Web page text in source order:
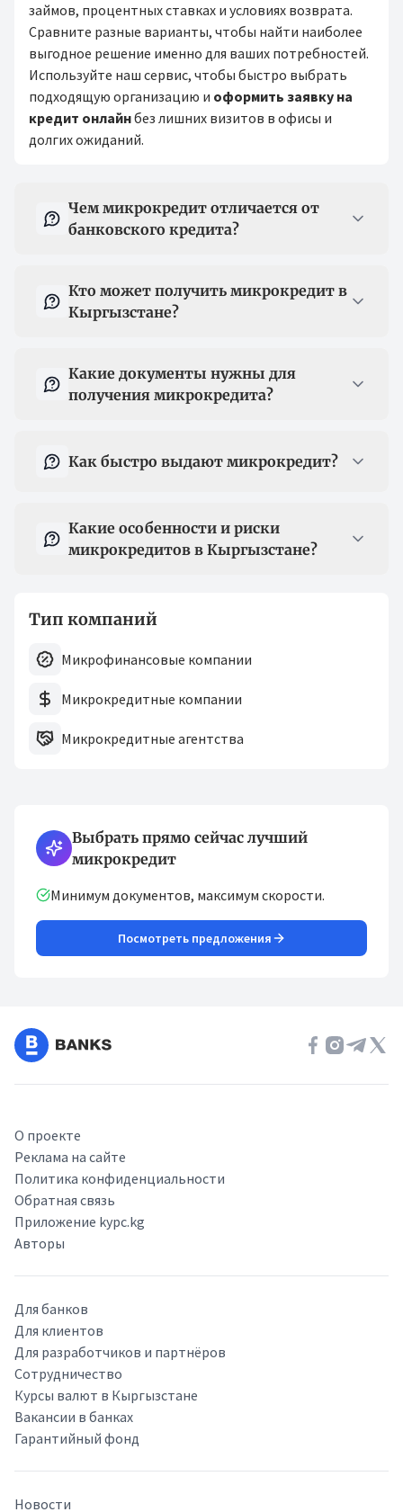
займов, процентных ставках и условиях возврата.
Сравните разные варианты, чтобы найти наиболее
выгодное решение именно для ваших потребностей.
Используйте наш сервис, чтобы быстро выбрать
подходящую организацию и оформить заявку на
кредит онлайнбез лишних визитов в офисы и
долгих ожиданий.
Чем микрокредит отличается от
банковского кредита?
Кто может получить микрокредит в
Кыргызстане?
Какие документы нужны для
получения микрокредита?
Как быстро выдают микрокредит?
Какие особенности и риски
микрокредитов в Кыргызстане?
Тип компаний
Микрофинансовые компании
Микрокредитные компании
Микрокредитные агентства
Выбрать прямо сейчас лучший
микрокредит
Минимум документов, максимум скорости.
Посмотреть предложения
О проекте
Реклама на сайте
Политика конфиденциальности
Обратная связь
Приложение kypc.kg
Авторы
Для банков
Для клиентов
Для разработчиков и партнёров
Сотрудничество
Курсы валют в Кыргызстане
Вакансии в банках
Гарантийный фонд
Новости